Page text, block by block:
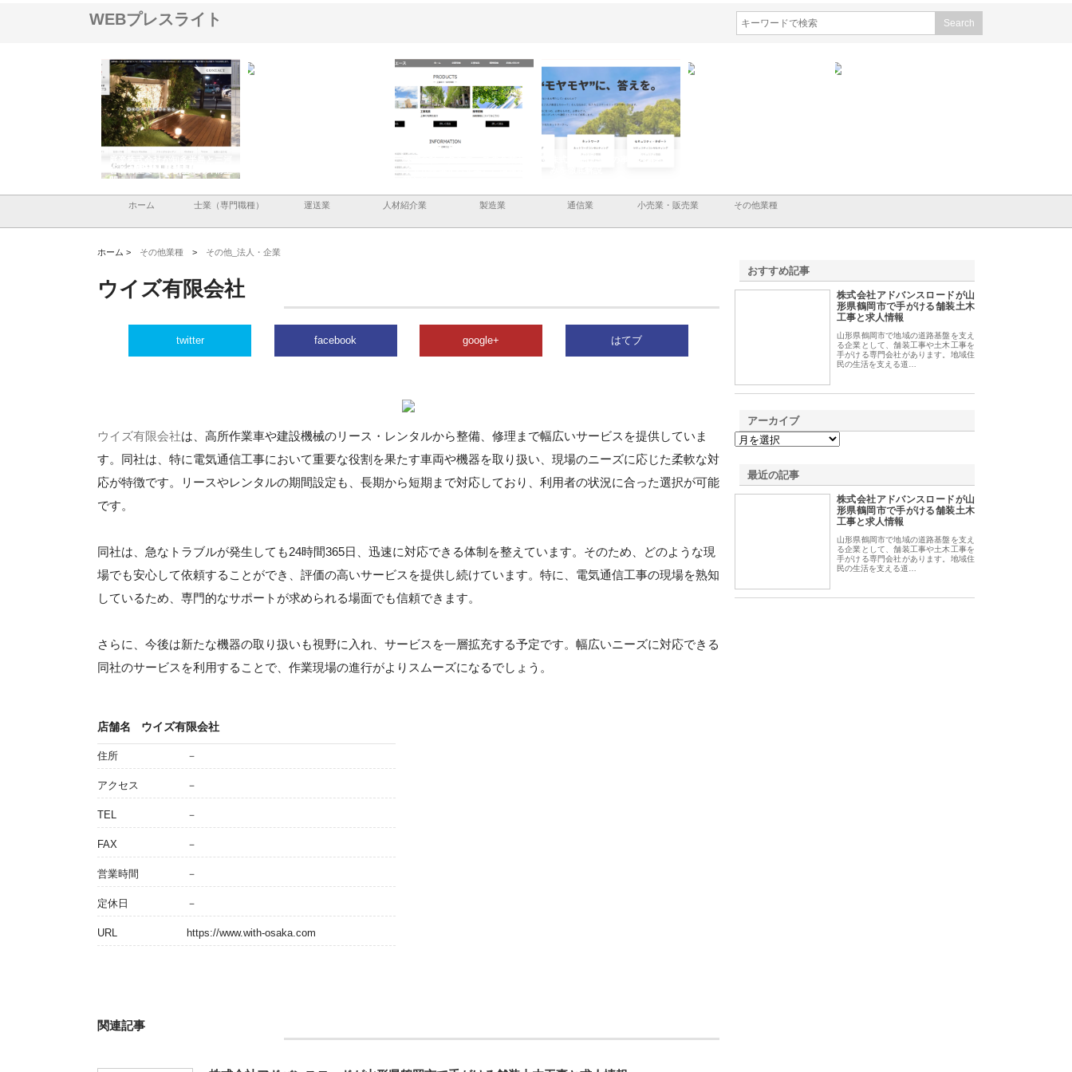
WEBプレスライト
と名古屋で叶える理想の外構空
間
イトが提供する充実した情報内
株式会社ＣＳＡの事業内容と強
ホーム 士業（専門職種） 運送業 人材紹介業 製造業 通信業 小売業・販売業 その他業種
ホーム > その他業種 > その他_法人・企業
ウイズ有限会社
twitter facebook google+ はてブ
ウイズ有限会社は、高所作業車や建設機械のリース・レンタルから整備、修理まで幅広いサービスを提供していま
す。同社は、特に電気通信工事において重要な役割を果たす車両や機器を取り扱い、現場のニーズに応じた柔軟な対
応が特徴です。リースやレンタルの期間設定も、長期から短期まで対応しており、利用者の状況に合った選択が可能
です。
同社は、急なトラブルが発生しても24時間365日、迅速に対応できる体制を整えています。そのため、どのような現
場でも安心して依頼することができ、評価の高いサービスを提供し続けています。特に、電気通信工事の現場を熟知
しているため、専門的なサポートが求められる場面でも信頼できます。
さらに、今後は新たな機器の取り扱いも視野に入れ、サービスを一層拡充する予定です。幅広いニーズに対応できる
同社のサービスを利用することで、作業現場の進行がよりスムーズになるでしょう。
店舗名 ウイズ有限会社
住所 －
アクセス －
TEL －
FAX －
営業時間 －
定休日 －
URL https://www.with-osaka.com
関連記事
おすすめ記事
株式会社アドバンスロードが山
形県鶴岡市で手がける舗装土木
工事と求人情報
山形県鶴岡市で地域の道路基盤を支え
る企業として、舗装工事や土木工事を
手がける専門会社があります。地域住
民の生活を支える道…
アーカイブ
最近の記事
株式会社アドバンスロードが山
形県鶴岡市で手がける舗装土木
工事と求人情報
山形県鶴岡市で地域の道路基盤を支え
る企業として、舗装工事や土木工事を
手がける専門会社があります。地域住
民の生活を支える道…